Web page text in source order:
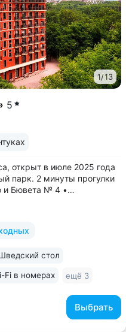
1/13
5
открыт в июле 2025 года
парк. 2 минуты прогулки
и Бювета № 4 •
все виды путёвок •
Выбрать
стол
Fi в номерах ещё 3